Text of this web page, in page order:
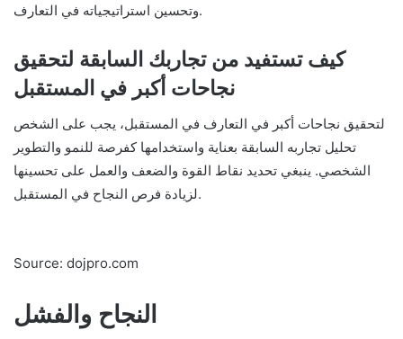
وتحسين استراتيجياته في التعارف.
كيف تستفيد من تجاربك السابقة لتحقيق
نجاحات أكبر في المستقبل
لتحقيق نجاحات أكبر في التعارف في المستقبل، يجب على الشخص
تحليل تجاربه السابقة بعناية واستخدامها كفرصة للنمو والتطوير
الشخصي. ينبغي تحديد نقاط القوة والضعف والعمل على تحسينها
لزيادة فرص النجاح في المستقبل.
Source: dojpro.com
النجاح والفشل